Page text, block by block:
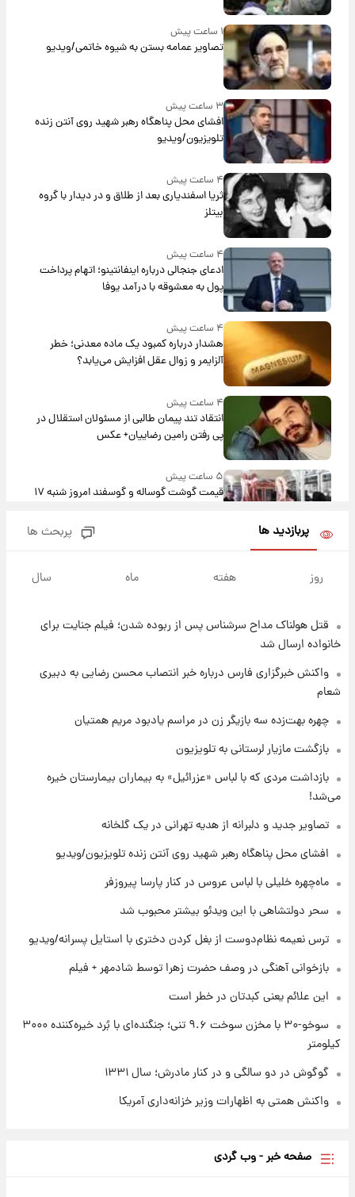
۱ ساعت پیش
تصاویر عمامه بستن به شیوه خاتمی/ویدیو
۳ ساعت پیش
افشای محل پناهگاه‌ رهبر شهید روی آنتن زنده
تلویزیون/ویدیو
۴ ساعت پیش
ثریا اسفندیاری بعد از طلاق و در دیدار با گروه
بیتلز
۴ ساعت پیش
ادعای جنجالی درباره اینفانتینو؛ اتهام پرداخت
پول به معشوقه با درآمد یوفا
۴ ساعت پیش
هشدار درباره کمبود یک ماده معدنی؛ خطر
آلزایمر و زوال عقل افزایش می‌یابد؟
۴ ساعت پیش
انتقاد تند پیمان طالبی از مسئولان استقلال در
پی رفتن رامین رضاییان+ عکس
۵ ساعت پیش
قیمت گوشت گوساله و گوسفند امروز شنبه ۱۷
شوید+ فیلم
۶ ساعت پیش
قیمت محصولات ایران‌خودرو و سایپا امروز شنبه
۱۷ مرداد ۱۴۰۵
۲۰ ساعت پیش
۲۰ ساعت پیش
بازیکن به درد نخور استقلال با مقصد اروپا این
تیم را ترک کرد!
۱ روز پیش
تصاویر کمتر دیده‌شده از شهیدان حاجی‌زاده و
پربازدید ها پربحث ها
روز هفته ماه سال
قتل هولناک مداح سرشناس پس از ربوده شدن؛ فیلم جنایت برای
خانواده ارسال شد
واکنش خبرگزاری فارس درباره خبر انتصاب محسن رضایی به دبیری
شعام
چهره بهت‌زده سه بازیگر زن در مراسم یادبود مریم همتیان
بازگشت مازیار لرستانی به تلویزیون
بازداشت مردی که با لباس «عزرائیل» به بیماران بیمارستان خیره
می‌شد!
تصاویر جدید و دلبرانه از هدیه تهرانی در یک گلخانه
افشای محل پناهگاه‌ رهبر شهید روی آنتن زنده تلویزیون/ویدیو
ماه‌چهره خلیلی با لباس عروس در کنار پارسا پیروزفر
سحر دولتشاهی با این ویدئو بیشتر محبوب شد
ترس نعیمه نظام‌دوست از بغل کردن دختری با استایل پسرانه/ویدیو
بازخوانی آهنگی در وصف حضرت زهرا توسط شادمهر + فیلم
این علائم یعنی کبدتان در خطر است
سوخو-۳۰ با مخزن سوخت ۹.۶ تنی؛ جنگنده‌ای با بُرد خیره‌کننده ۳۰۰۰
کیلومتر
گوگوش در دو سالگی و در کنار مادرش؛ سال ۱۳۳۱
واکنش همتی به اظهارات وزیر خزانه‌داری آمریکا
صفحه خبر - وب گردی